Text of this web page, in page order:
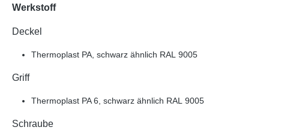
Werkstoff
Deckel
Thermoplast PA, schwarz ähnlich RAL 9005
Griff
Thermoplast PA 6, schwarz ähnlich RAL 9005
Schraube